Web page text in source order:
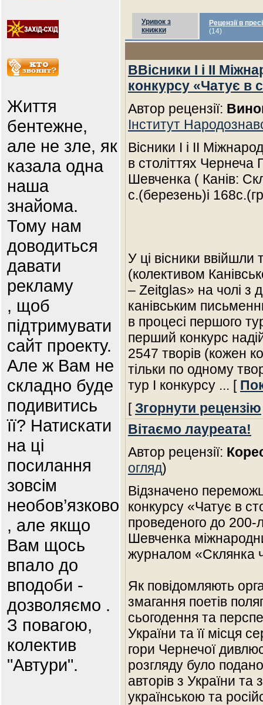
Життя
бентежне,
але не зле, як
казала одна
наша
знайома.
Тому нам
доводиться
давати
рекламу
, щоб
підтримувати
сайт проекту.
Але ж Вам не
складно буде
подивитись
її? Натискати
на ці
посилання
зовсім
необов’язково
, але якщо
Вам щось
впало до
вподоби -
дозволяємо .
З повагою,
колектив
"Автури".
Уривок з
книжки
Рецензії в пресі
(14)
ВВісники І і ІІ
конкурсу «Чатує в
Автор рецензії:
Інститут
Вісники І і ІІ
в століттях Чернеча
Шевченка ( Канів:
с.(березень)і
У ці вісники ввійшли
(колективом
– Zeitglas» на чолі з
канівським
в процесі першого
перший конкурс
2547 творів (кожен
тільки по одному
тур І конкурсу ... [
[Згорнути рецензію
Вітаємо лауреата!
Автор рецензії:
огляд)
Відзначено
конкурсу «Чатує в
проведеного до 200-
Шевченка
журналом «Склянка
Як повідомляють
змагання поетів
сьогодення та
України та її місця
гори Чернечої
розгляду було
авторів з України
українською та